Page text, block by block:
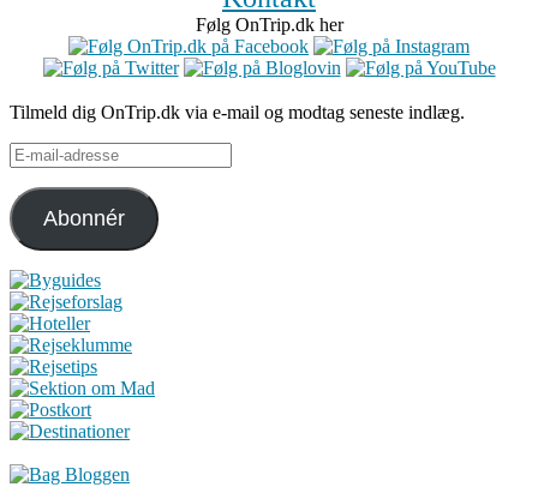
Følg OnTrip.dk her
Tilmeld dig OnTrip.dk via e-mail og modtag seneste indlæg.
E-
mail-
adresse
Abonnér